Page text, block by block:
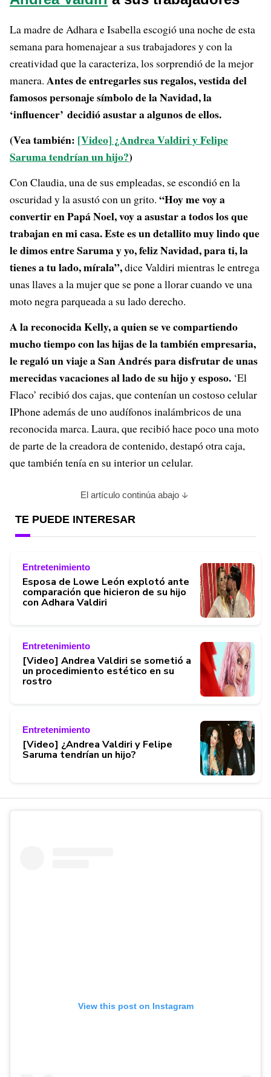
La madre de Adhara e Isabella escogió una noche de esta
semana para homenajear a sus trabajadores y con la
creatividad que la caracteriza, los sorprendió de la mejor
manera. Antes de entregarles sus regalos, vestida del
famosos personaje símbolo de la Navidad, la
‘influencer’ decidió asustar a algunos de ellos.
(Vea también: [Video] ¿Andrea Valdiri y Felipe
Saruma tendrían un hijo?)
Con Claudia, una de sus empleadas, se escondió en la
oscuridad y la asustó con un grito. “Hoy me voy a
convertir en Papá Noel, voy a asustar a todos los que
trabajan en mi casa. Este es un detallito muy lindo que
le dimos entre Saruma y yo, feliz Navidad, para ti, la
tienes a tu lado, mírala”,dice Valdiri mientras le entrega
unas llaves a la mujer que se pone a llorar cuando ve una
moto negra parqueada a su lado derecho.
A la reconocida Kelly, a quien se ve compartiendo
mucho tiempo con las hijas de la también empresaria,
le regaló un viaje a San Andrés para disfrutar de unas
merecidas vacaciones al lado de su hijo y esposo. ‘El
Flaco’ recibió dos cajas, que contenían un costoso celular
IPhone además de uno audífonos inalámbricos de una
reconocida marca. Laura, que recibió hace poco una moto
de parte de la creadora de contenido, destapó otra caja,
que también tenía en su interior un celular.
El artículo continúa abajo
TE PUEDE INTERESAR
Entretenimiento
Esposa de Lowe León explotó ante
comparación que hicieron de su hijo
con Adhara Valdiri
Entretenimiento
[Video] Andrea Valdiri se sometió a
un procedimiento estético en su
rostro
Entretenimiento
[Video] ¿Andrea Valdiri y Felipe
Saruma tendrían un hijo?
View this post on Instagram